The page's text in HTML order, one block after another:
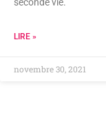
LIRE »
novembre 30, 2021